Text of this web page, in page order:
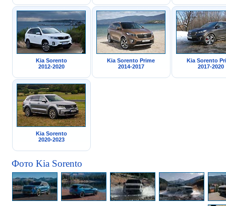
Kia Sorento
2012-2020
Kia Sorento Prime
2014-2017
Kia Sorento
2017-2020
Kia Sorento
2020-2023
Фото Kia Sorento